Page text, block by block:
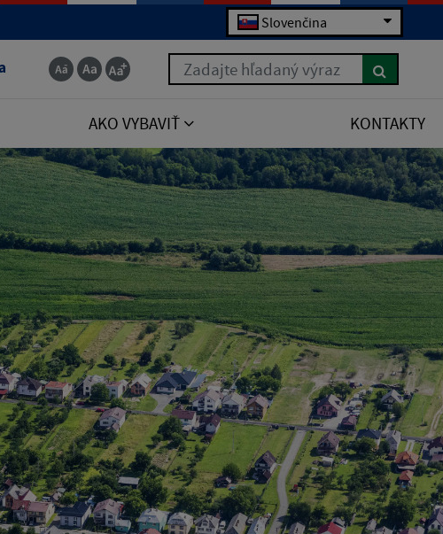
Slovenčina
Zadajte hľadaný výraz
AKO VYBAVIŤ KONTAKTY